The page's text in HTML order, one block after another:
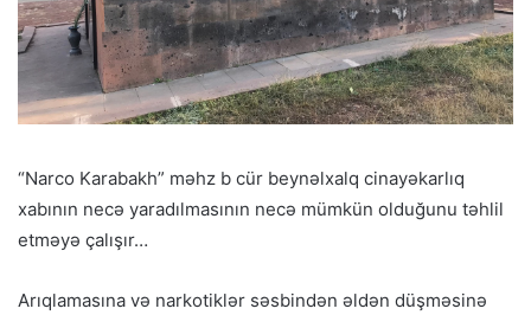
“Narco Karabakh” məhz b cür beynəlxalq cinayəkarlıq
xabının necə yaradılmasının necə mümkün olduğunu təhlil
etməyə çalışır…
Arıqlamasına və narkotiklər səsbindən əldən düşməsinə